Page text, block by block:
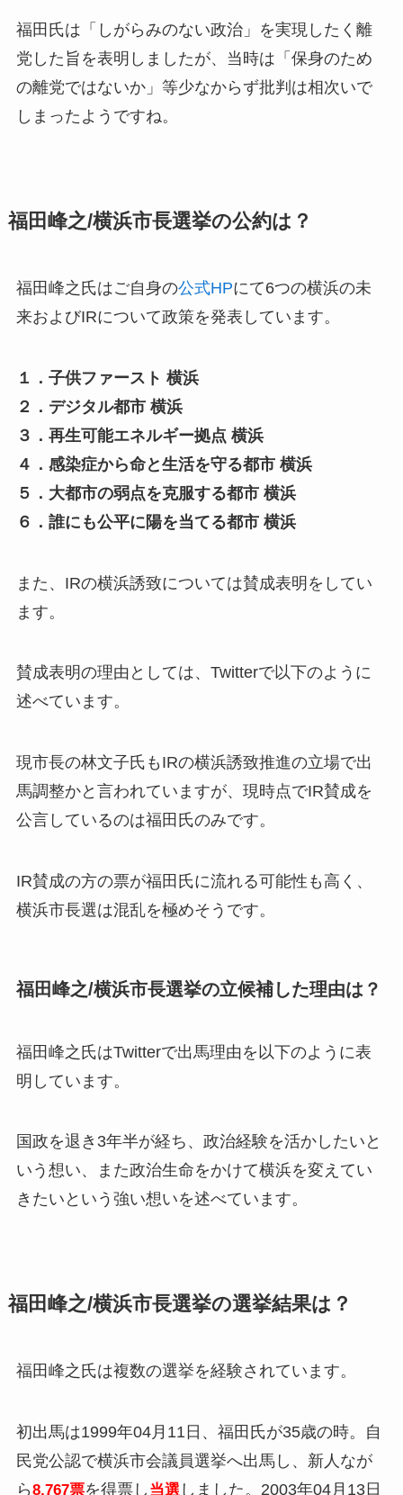
福田氏は「しがらみのない政治」を実現したく離
党した旨を表明しましたが、当時は「保身のため
の離党ではないか」等少なからず批判は相次いで
しまったようですね。
福田峰之/横浜市長選挙の公約は？
福田峰之氏はご自身の公式HPにて6つの横浜の未
来およびIRについて政策を発表しています。
１．子供ファースト 横浜
２．デジタル都市 横浜
３．再生可能エネルギー拠点 横浜
４．感染症から命と生活を守る都市 横浜
５．大都市の弱点を克服する都市 横浜
６．誰にも公平に陽を当てる都市 横浜
また、IRの横浜誘致については賛成表明をしてい
ます。
賛成表明の理由としては、Twitterで以下のように
述べています。
現市長の林文子氏もIRの横浜誘致推進の立場で出
馬調整かと言われていますが、現時点でIR賛成を
公言しているのは福田氏のみです。
IR賛成の方の票が福田氏に流れる可能性も高く、
横浜市長選は混乱を極めそうです。
福田峰之/横浜市長選挙の立候補した理由は？
福田峰之氏はTwitterで出馬理由を以下のように表
明しています。
国政を退き3年半が経ち、政治経験を活かしたいと
いう想い、また政治生命をかけて横浜を変えてい
きたいという強い想いを述べています。
福田峰之/横浜市長選挙の選挙結果は？
福田峰之氏は複数の選挙を経験されています。
初出馬は1999年04月11日、福田氏が35歳の時。自
民党公認で横浜市会議員選挙へ出馬し、新人なが
ら8,767票を得票し 当選しました。2003年04月13日